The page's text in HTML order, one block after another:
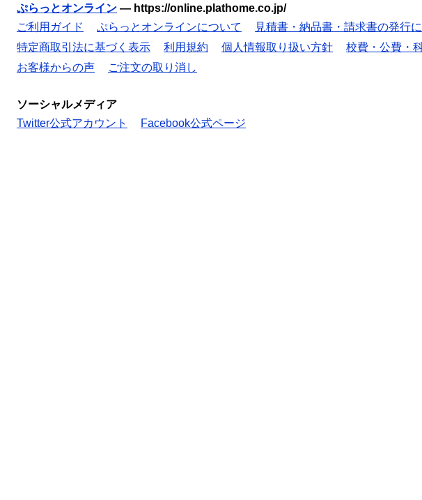
ぷらっとオンライン — https://online.plathome.co.jp/
ご利用ガイド
ぷらっとオンラインについて 見積書・納品書・請求書の発行
特定商取引法に基づく表示
利用規約 個人情報取り扱い方針 校費・公費・
お客様からの声
ご注文の取り消し
ソーシャルメディア
Twitter公式アカウント
Facebook公式ページ